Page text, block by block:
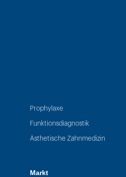
Prophylaxe
Funktionsdiagnostik
Ästhetische Zahnmedizin
Markt